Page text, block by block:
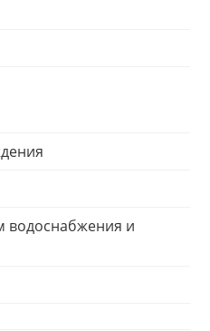
водоснабжения и